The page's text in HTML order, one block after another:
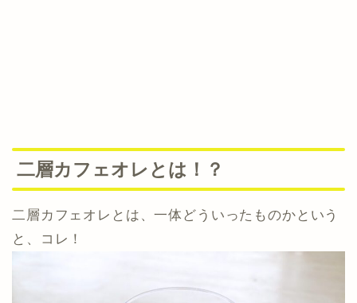
二層カフェオレとは！？
二層カフェオレとは、一体どういったものかという
と、コレ！